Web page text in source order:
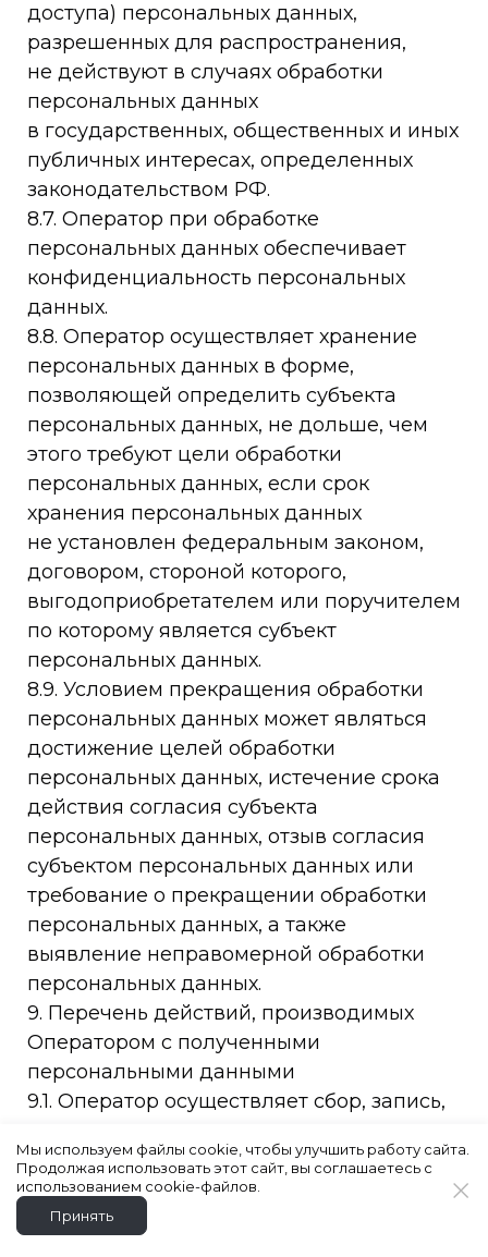
доступа) персональных данных,
разрешенных для распространения,
не действуют в случаях обработки
персональных данных
в государственных, общественных и иных
публичных интересах, определенных
законодательством РФ.
8.7. Оператор при обработке
персональных данных обеспечивает
конфиденциальность персональных
данных.
8.8. Оператор осуществляет хранение
персональных данных в форме,
позволяющей определить субъекта
персональных данных, не дольше, чем
этого требуют цели обработки
персональных данных, если срок
хранения персональных данных
не установлен федеральным законом,
договором, стороной которого,
выгодоприобретателем или поручителем
по которому является субъект
персональных данных.
8.9. Условием прекращения обработки
персональных данных может являться
достижение целей обработки
персональных данных, истечение срока
действия согласия субъекта
персональных данных, отзыв согласия
субъектом персональных данных или
требование о прекращении обработки
персональных данных, а также
выявление неправомерной обработки
персональных данных.
9. Перечень действий, производимых
Оператором с полученными
персональными данными
9.1. Оператор осуществляет сбор, запись,
уточнение (обновление, изменение),
извлечение, использование, передачу
(распространение, предоставление,
Мы используем файлы cookie, чтобы улучшить работу сайта.
Продолжая использовать этот сайт, вы соглашаетесь с
использованием cookie-файлов.
Принять